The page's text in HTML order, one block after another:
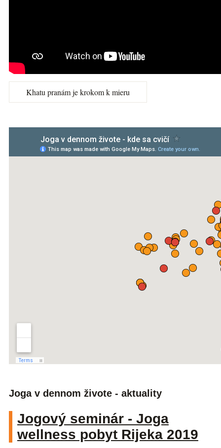
Khatu pranám je krokom k mieru
Joga v dennom živote - aktuality
Jogový seminár - Joga
wellness pobyt Rijeka 2019